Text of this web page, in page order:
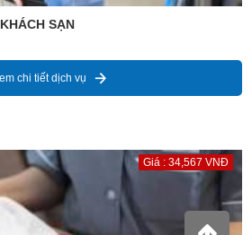
SẠN
chi tiết dịch vụ
Giá : 34,567 VNĐ